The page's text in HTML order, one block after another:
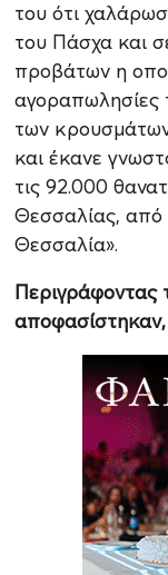
του ότι
του Πάσχα και
προβάτων η
των
και έκανε
τις 92.000
Θεσσαλίας, από
Θεσσαλία».
Περιγράφοντας